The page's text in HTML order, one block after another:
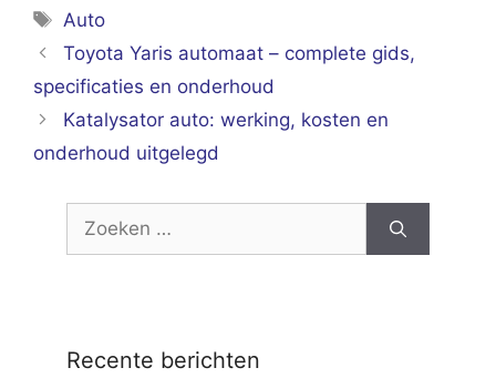
Tags
Auto
Toyota Yaris automaat – complete gids,
specificaties en onderhoud
Katalysator auto: werking, kosten en
onderhoud uitgelegd
Zoek
Recente berichten